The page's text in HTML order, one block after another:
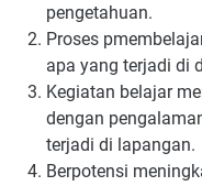
pengetahuan.
Proses
apa yang terjadi di
Kegiatan belajar
dengan
terjadi di lapangan.
Berpotensi